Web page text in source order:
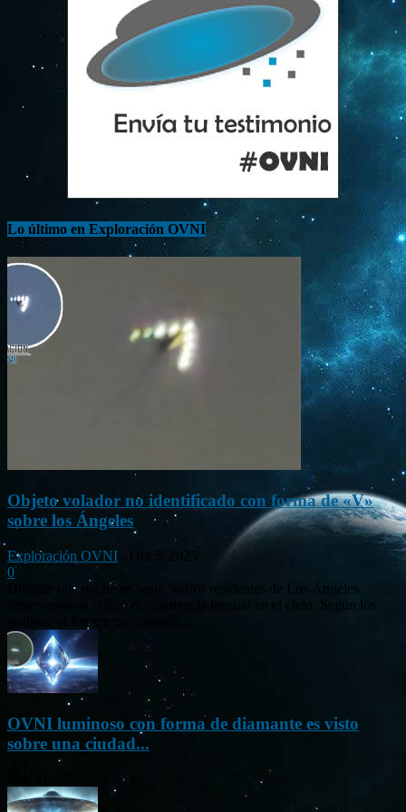
Lo último en Exploración OVNI
Objeto volador no identificado con forma de «V»
sobre los Ángeles
Exploración OVNI
Oct 5, 2025
0
Durante una noche reciente, varios residentes de Los Ángeles
observaron un objeto de apariencia inusual en el cielo. Según los
testigos, el fenómeno consistía...
OVNI luminoso con forma de diamante es visto
sobre una ciudad...